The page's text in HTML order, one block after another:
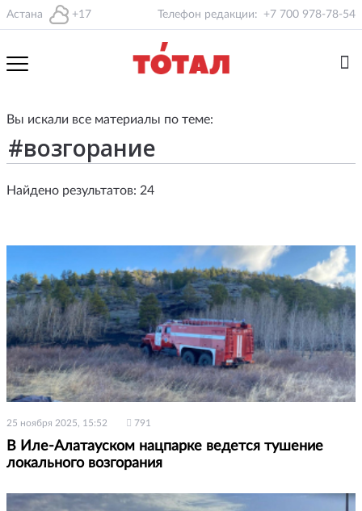
Астана +17 Телефон редакции: +7 700 978-78-54
Вы искали все материалы по теме:
Найдено результатов: 24
25 ноября 2025, 15:52 791
В Иле-Алатауском нацпарке ведется тушение
локального возгорания